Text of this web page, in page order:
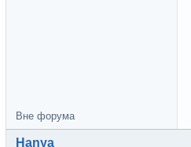
Вне форума
Hanya